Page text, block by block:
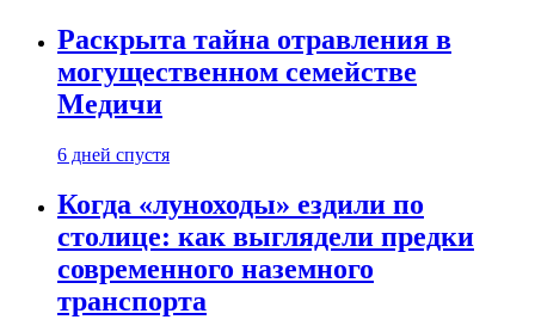
Раскрыта тайна отравления в
могущественном семействе
Медичи
6 дней спустя
Когда «луноходы» ездили по
столице: как выглядели предки
современного наземного
транспорта